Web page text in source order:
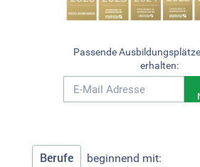
Passende
erhalten:
Berufe beginnend mit: